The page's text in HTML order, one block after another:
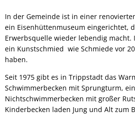
In der Gemeinde ist in einer
ein Eisenhüttenmuseum eingerichtet,
Erwerbsquelle wieder lebendig macht.
ein Kunstschmied wie Schmiede vor
haben.
Seit 1975 gibt es in Trippstadt das
Schwimmerbecken mit Sprungturm, ein
Nichtschwimmerbecken mit großer
Kinderbecken laden Jung und Alt zum